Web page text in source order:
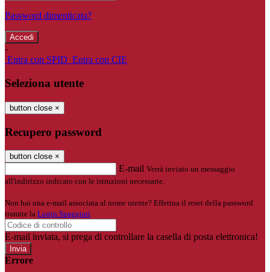
Password dimenticata?
-
Entra con SPID Entra con CIE
Seleziona utente
button close ×
Recupero password
button close ×
E-mail Verrà inviato un messaggio
all'indirizzo indicato con le istruzioni necessarie.
Non hai una e-mail associata al nome utente? Effettua il reset della password
tramite la Login Spaggiari
E-mail inviata, si prega di controllare la casella di posta elettronica!
Errore